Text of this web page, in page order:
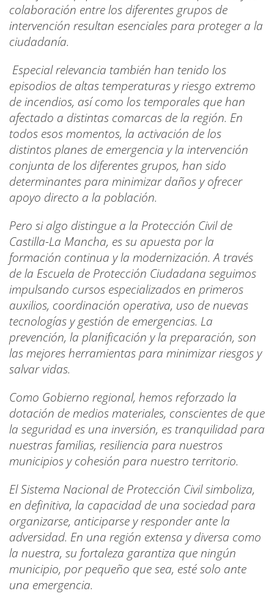
colaboración entre los diferentes grupos de
intervención resultan esenciales para proteger a la
ciudadanía.
Especial relevancia también han tenido los
episodios de altas temperaturas y riesgo extremo
de incendios, así como los temporales que han
afectado a distintas comarcas de la región. En
todos esos momentos, la activación de los
distintos planes de emergencia y la intervención
conjunta de los diferentes grupos, han sido
determinantes para minimizar daños y ofrecer
apoyo directo a la población.
Pero si algo distingue a la Protección Civil de
Castilla-La Mancha, es su apuesta por la
formación continua y la modernización. A través
de la Escuela de Protección Ciudadana seguimos
impulsando cursos especializados en primeros
auxilios, coordinación operativa, uso de nuevas
tecnologías y gestión de emergencias. La
prevención, la planificación y la preparación, son
las mejores herramientas para minimizar riesgos y
salvar vidas.
Como Gobierno regional, hemos reforzado la
dotación de medios materiales, conscientes de que
la seguridad es una inversión, es tranquilidad para
nuestras familias, resiliencia para nuestros
municipios y cohesión para nuestro territorio.
El Sistema Nacional de Protección Civil simboliza,
en definitiva, la capacidad de una sociedad para
organizarse, anticiparse y responder ante la
adversidad. En una región extensa y diversa como
la nuestra, su fortaleza garantiza que ningún
municipio, por pequeño que sea, esté solo ante
una emergencia.